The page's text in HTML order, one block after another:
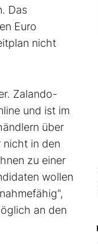
Das
Euro
nicht
Zalando-
und ist im
über
nicht in den
zu einer
wollen
an den